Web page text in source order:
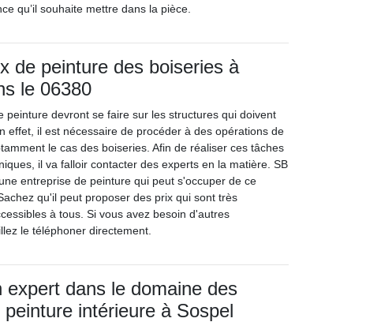
qu’il souhaite mettre dans la pièce.
de peinture des boiseries à
le 06380
peinture devront se faire sur les structures qui doivent
effet, il est nécessaire de procéder à des opérations de
le cas des boiseries. Afin de réaliser ces tâches
il va falloir contacter des experts en la matière. SB
entreprise de peinture qui peut s'occuper de ce
qu'il peut proposer des prix qui sont très
à tous. Si vous avez besoin d'autres
le téléphoner directement.
expert dans le domaine des
intérieure à Sospel